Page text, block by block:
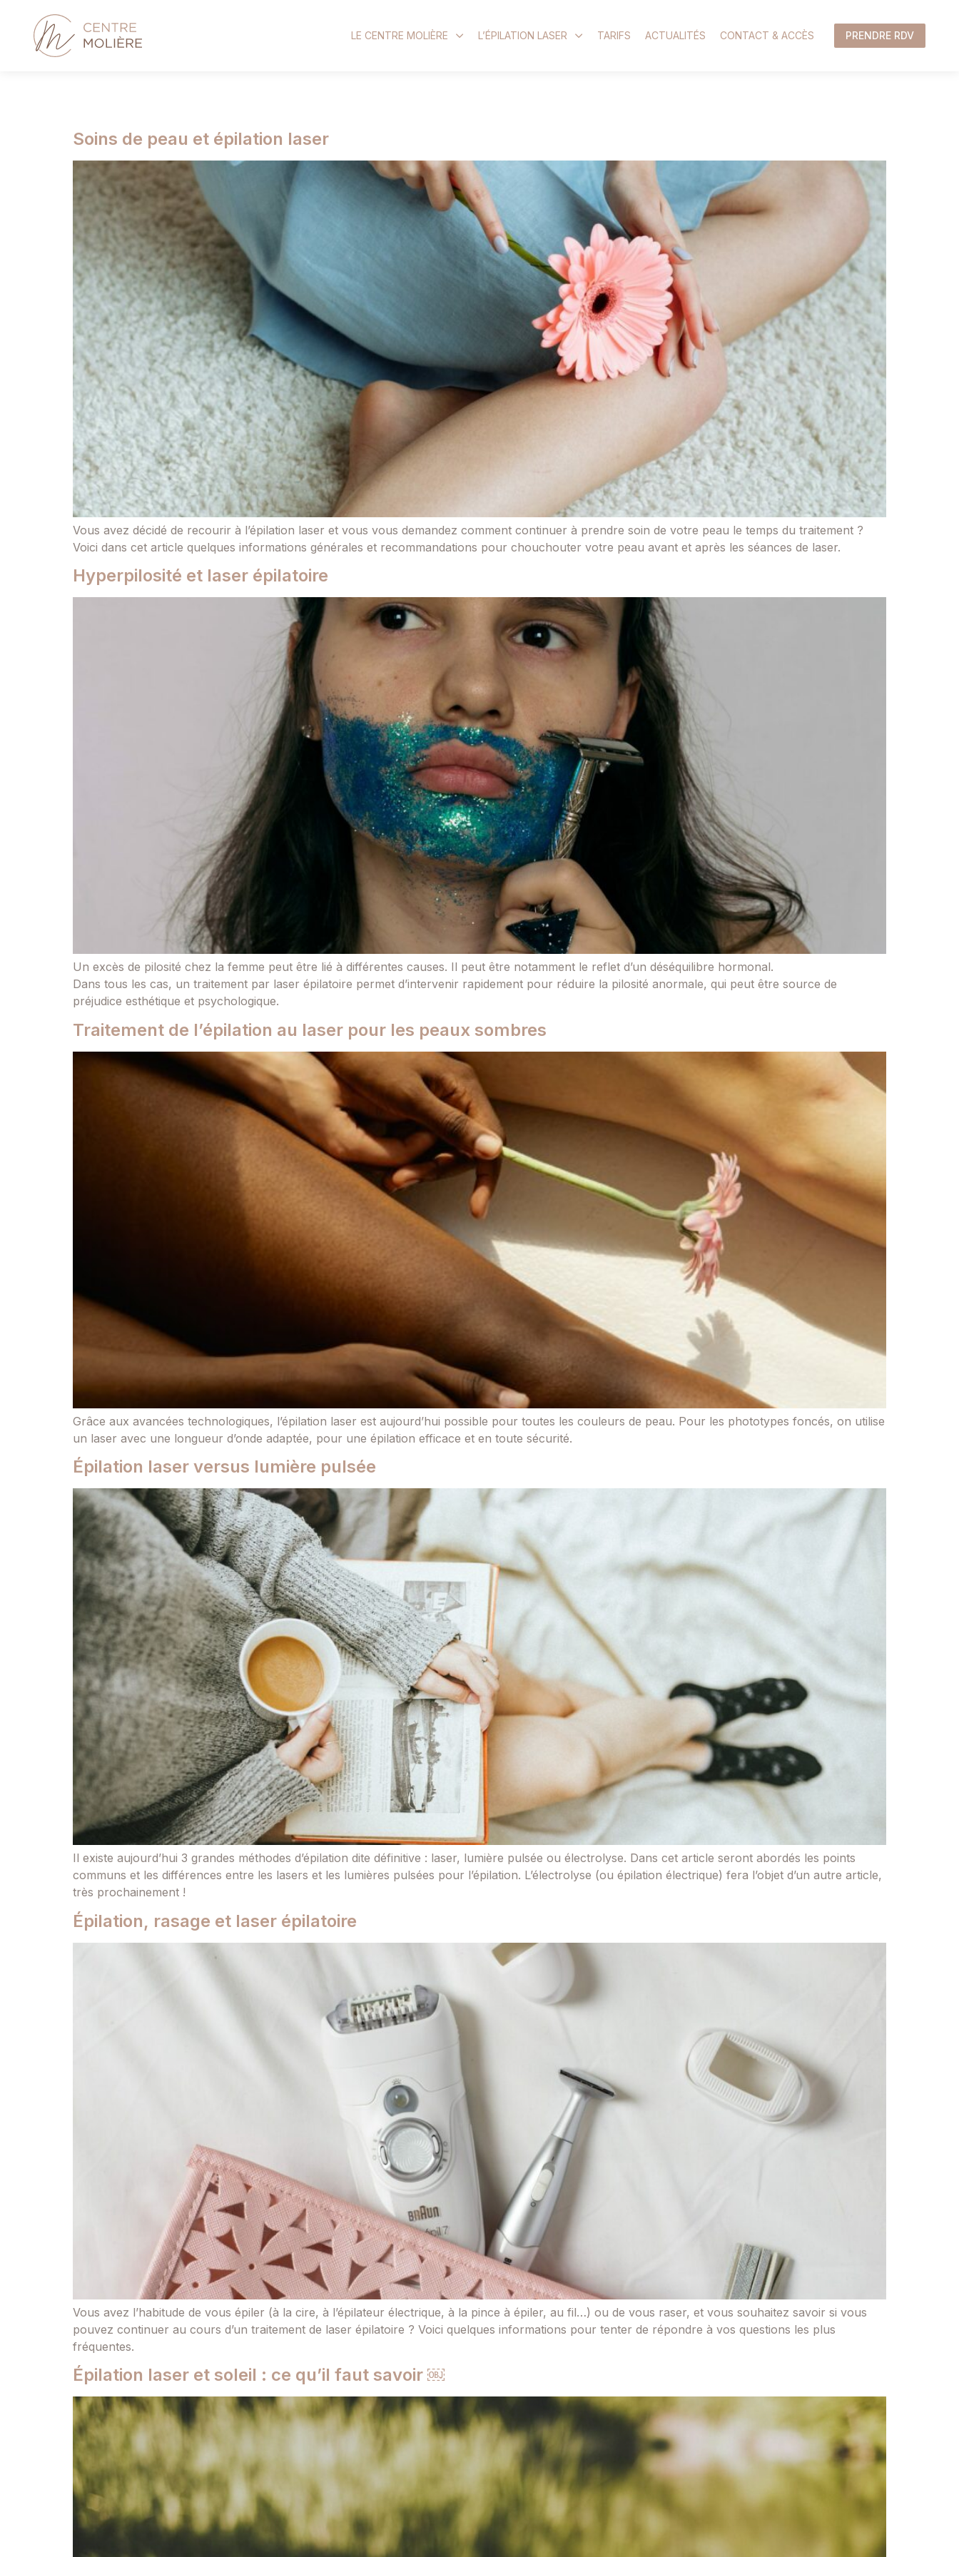
LE CENTRE MOLIÈRE L’ÉPILATION LASER TARIFS ACTUALITÉS CONTACT & ACCÈS PRENDRE RDV
Soins de peau et épilation laser
Vous avez décidé de recourir à l’épilation laser et vous vous demandez comment continuer à prendre soin de votre peau le temps du traitement ?
Voici dans cet article quelques informations générales et recommandations pour chouchouter votre peau avant et après les séances de laser.
Hyperpilosité et laser épilatoire
Un excès de pilosité chez la femme peut être lié à différentes causes. Il peut être notamment le reflet d’un déséquilibre hormonal.
Dans tous les cas, un traitement par laser épilatoire permet d’intervenir rapidement pour réduire la pilosité anormale, qui peut être source de
préjudice esthétique et psychologique.
Traitement de l’épilation au laser pour les peaux sombres
Grâce aux avancées technologiques, l’épilation laser est aujourd’hui possible pour toutes les couleurs de peau. Pour les phototypes foncés, on utilise
un laser avec une longueur d’onde adaptée, pour une épilation efficace et en toute sécurité.
Épilation laser versus lumière pulsée
Il existe aujourd’hui 3 grandes méthodes d’épilation dite définitive : laser, lumière pulsée ou électrolyse. Dans cet article seront abordés les points
communs et les différences entre les lasers et les lumières pulsées pour l’épilation. L’électrolyse (ou épilation électrique) fera l’objet d’un autre article,
très prochainement !
Épilation, rasage et laser épilatoire
Vous avez l’habitude de vous épiler (à la cire, à l’épilateur électrique, à la pince à épiler, au fil…) ou de vous raser, et vous souhaitez savoir si vous
pouvez continuer au cours d’un traitement de laser épilatoire ? Voici quelques informations pour tenter de répondre à vos questions les plus
fréquentes.
Épilation laser et soleil : ce qu’il faut savoir ￼